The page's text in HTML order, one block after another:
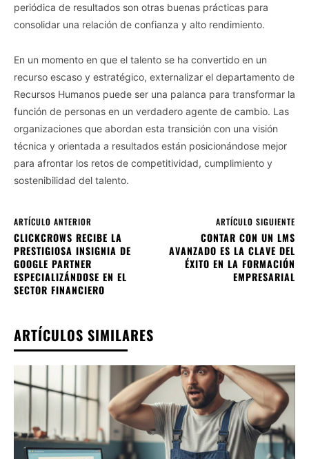
periódica de resultados son otras buenas prácticas para
consolidar una relación de confianza y alto rendimiento.
En un momento en que el talento se ha convertido en un
recurso escaso y estratégico, externalizar el departamento de
Recursos Humanos puede ser una palanca para transformar la
función de personas en un verdadero agente de cambio. Las
organizaciones que abordan esta transición con una visión
técnica y orientada a resultados están posicionándose mejor
para afrontar los retos de competitividad, cumplimiento y
sostenibilidad del talento.
ARTÍCULO ANTERIOR
CLICKCROWS RECIBE LA
PRESTIGIOSA INSIGNIA DE
GOOGLE PARTNER
ESPECIALIZÁNDOSE EN EL
SECTOR FINANCIERO
ARTÍCULO SIGUIENTE
CONTAR CON UN LMS
AVANZADO ES LA CLAVE DEL
ÉXITO EN LA FORMACIÓN
EMPRESARIAL
ARTÍCULOS SIMILARES